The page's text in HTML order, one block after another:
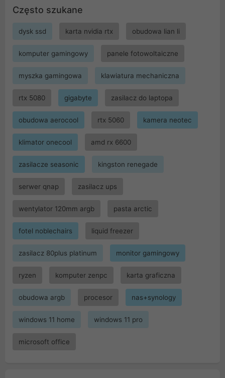
Często szukane
dysk ssd karta nvidia rtx obudowa lian li
komputer gamingowy panele fotowoltaiczne
myszka gamingowa klawiatura mechaniczna
rtx 5080 gigabyte zasilacz do laptopa
obudowa aerocool rtx 5060 kamera neotec
klimator onecool amd rx 6600
zasilacze seasonic kingston renegade
serwer qnap zasilacz ups
wentylator 120mm argb pasta arctic
fotel noblechairs liquid freezer
zasilacz 80plus platinum monitor gamingowy
ryzen komputer zenpc karta graficzna
obudowa argb procesor nas+synology
windows 11 home windows 11 pro
microsoft office